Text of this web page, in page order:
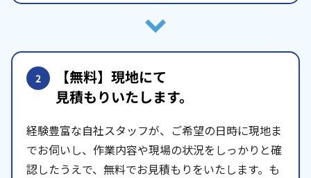
2 【無料】現地にて
見積もりいたします。
経験豊富な自社スタッフが、ご希望の日時に現地ま
でお伺いし、作業内容や現場の状況をしっかりと確
認したうえで、無料でお見積もりをいたします。も